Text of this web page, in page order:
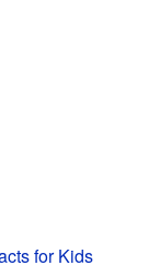
for Kids